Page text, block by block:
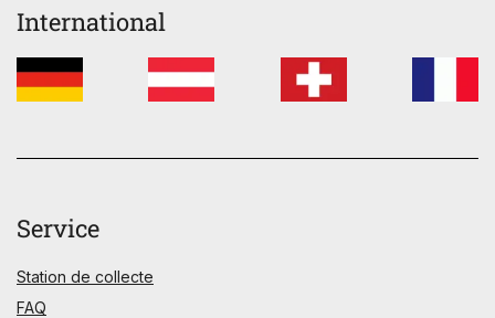
International
Service
Station de collecte
FAQ